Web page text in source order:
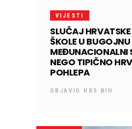
VIJESTI
SLUČAJ
ŠKOLE U BUGOJNU
MEĐUNACIONALNI
NEGO TIPIČNO
POHLEPA
OBJAVIO HRS BIH